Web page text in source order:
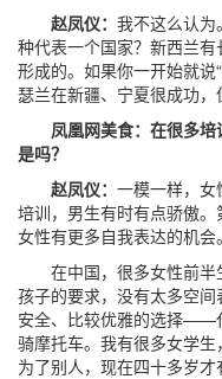
赵凤仪： 我不这么认为
种代表一个国家？新西兰
形成的。如果你一开始就说
瑟兰在新疆、宁夏很成功，
凤凰网美食：在很多培
是吗？
赵凤仪： 一模一样，女
培训，男生有时有点骄傲
女性有更多自我表达的机会。
在中国，很多女性前半
孩子的要求，没有太多空
安全、比较优雅的选择——
骑摩托车。我有很多女学
为了别人，现在四十多岁才